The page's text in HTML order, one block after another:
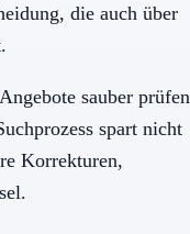
die auch über
sauber prüfen
spart nicht
Korrekturen,